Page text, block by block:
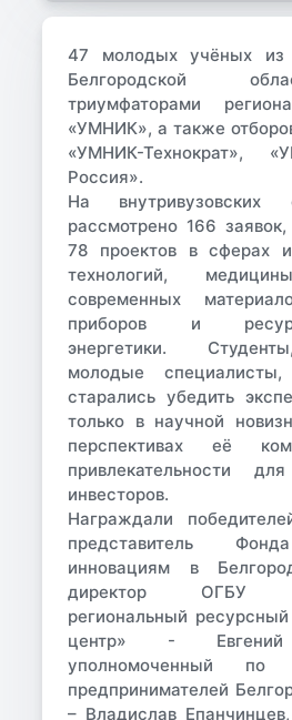
47 молодых учёных из
Белгородской
триумфаторами
«УМНИК», а также
«УМНИК-Технократ»,
Россия».
На внутривузовских
рассмотрено 166
78 проектов в сферах
технологий,
современных
приборов и
энергетики.
молодые специалисты,
старались убедить
только в научной
перспективах её
привлекательности
инвесторов.
Награждали
представитель
инновациям в
директор ОГБУ
региональный
центр» -
уполномоченный по
предпринимателей
– Владислав Епанчинцев